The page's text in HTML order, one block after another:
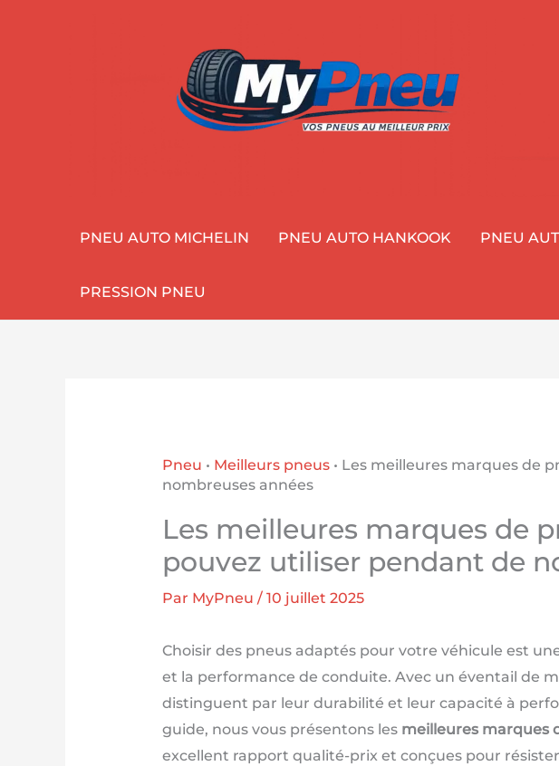
PNEU AUTO MICHELIN PNEU AUTO HANKOOK PNEU
PRESSION PNEU
Pneu • Meilleurs pneus• Les meilleures marques de
nombreuses années
Les meilleures marques de
pouvez utiliser pendant de
Par MyPneu / 10 juillet 2025
Choisir des pneus adaptés pour votre véhicule est
et la performance de conduite. Avec un éventail de
distinguent par leur durabilité et leur capacité à
guide, nous vous présentons les meilleures marques
excellent rapport qualité-prix et conçues pour